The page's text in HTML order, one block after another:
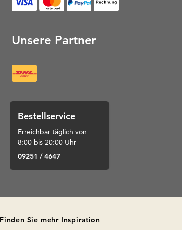
Unsere Partner
Bestellservice
Erreichbar täglich von
8:00 bis 20:00 Uhr
09251 / 4647
Finden Sie mehr Inspiration